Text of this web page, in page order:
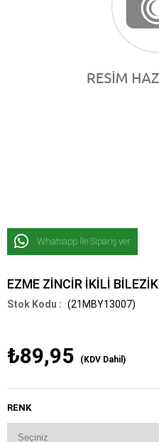
Whatsapp İle Sipariş ver
EZME ZİNCİR İKİLİ BİLEZİK
(21MBY13007)
₺89,95 (KDV Dahil)
RENK